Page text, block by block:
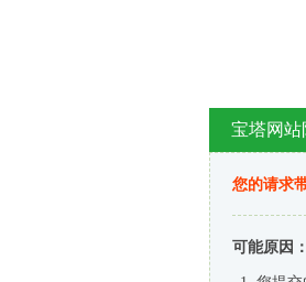
宝塔网站
您的请求
可能原因：